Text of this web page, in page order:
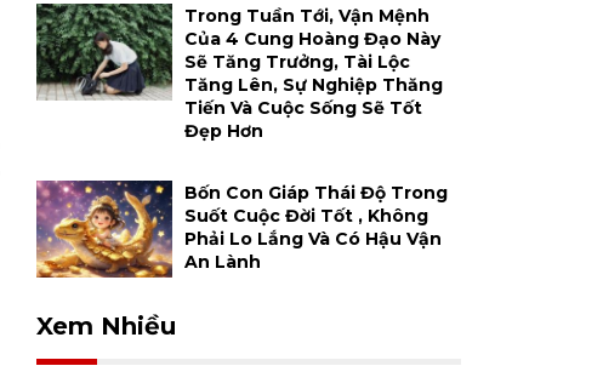
Trong Tuần Tới, Vận Mệnh
Của 4 Cung Hoàng Đạo Này
Sẽ Tăng Trưởng, Tài Lộc
Tăng Lên, Sự Nghiệp Thăng
Tiến Và Cuộc Sống Sẽ Tốt
Đẹp Hơn
Bốn Con Giáp Thái Độ Trong
Suốt Cuộc Đời Tốt , Không
Phải Lo Lắng Và Có Hậu Vận
An Lành
Xem Nhiều